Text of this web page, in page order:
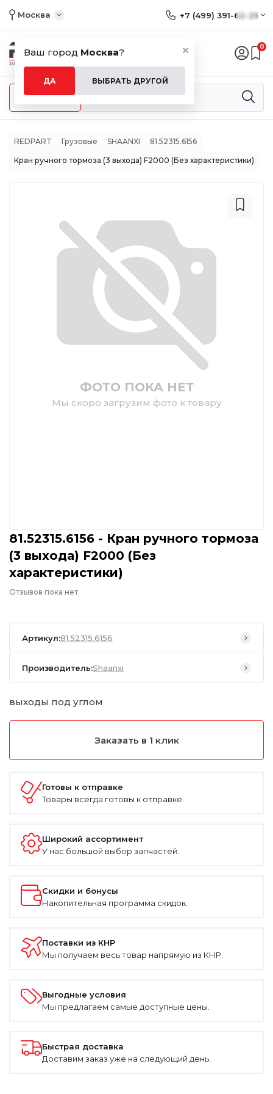
Ваш город Москва?
ДА ВЫБРАТЬ ДРУГОЙ
Москва +7 (499) 391-62-25
0
Меню
REDPART Грузовые SHAANXI 81.52315.6156
Кран ручного тормоза (3 выхода) F2000 (Без характеристики)
ФОТО ПОКА НЕТ
Мы скоро загрузим фото к товару
81.52315.6156 - Кран ручного тормоза
(3 выхода) F2000 (Без
характеристики)
Отзывов пока нет
Артикул:81.52315.6156
Производитель:Shaanxi
выходы под углом
Заказать в 1 клик
Готовы к отправке
Товары всегда готовы к отправке.
Широкий ассортимент
У нас большой выбор запчастей.
Скидки и бонусы
Накопительная программа скидок.
Поставки из КНР
Мы получаем весь товар напрямую из КНР.
Выгодные условия
Мы предлагаем самые доступные цены.
Быстрая доставка
Доставим заказ уже на следующий день.